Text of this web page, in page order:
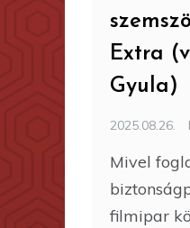
Extra
Gyula)
2025.08.26.
Mivel
filmipar